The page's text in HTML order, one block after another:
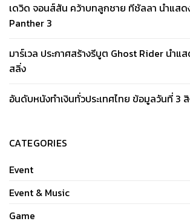
เดวิด จอนส์สัน คว้าบทลูกชาย ทีชัลลา นำแสด
Panther 3
มาร์เวล ประกาศสร้างรีบูต Ghost Rider นำแ
สลิ่ง
อันดับหนังทำเงินทั่วประเทศไทย ข้อมูลวันที่ 3
CATEGORIES
Event
Event & Music
Game